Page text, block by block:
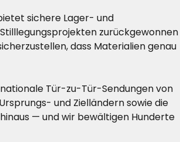
sichere Lager- und
zurückgewonnen
dass Materialien genau
Tür-zu-Tür-Sendungen von
und Zielländern sowie die
— und wir bewältigen Hunderte